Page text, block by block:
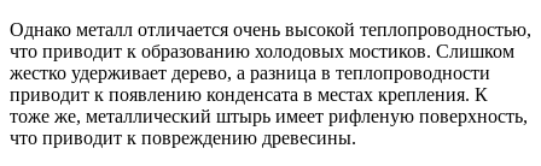
Однако металл отличается очень высокой теплопроводностью,
что приводит к образованию холодовых мостиков. Слишком
жестко удерживает дерево, а разница в теплопроводности
приводит к появлению конденсата в местах крепления. К
тоже же, металлический штырь имеет рифленую поверхность,
что приводит к повреждению древесины.